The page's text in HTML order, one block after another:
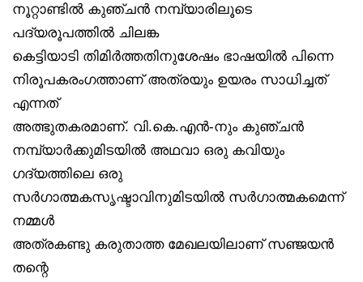
നൂറ്റാണ്ടിൽ കുഞ്ചൻ നമ്പ്യാരിലൂടെ
പദ്യരൂപത്തിൽ ചിലങ്ക
കെട്ടിയാടി തിമിർത്തതിനുശേഷം ഭാഷയിൽ പിന്നെ
നിരൂപകരംഗത്താണ് അത്രയും ഉയരം സാധിച്ചത്
എന്നത്
അത്ഭുതകരമാണ്. വി.കെ.എൻ-നും കുഞ്ചൻ
നമ്പ്യാർക്കുമിടയിൽ അഥവാ ഒരു കവിയും
ഗദ്യത്തിലെ ഒരു
സർഗാത്മകസൃഷ്ടാവിനുമിടയിൽ സർഗാത്മകമെന്ന്
നമ്മൾ
അത്രകണ്ടു കരുതാത്ത മേഖലയിലാണ് സഞ്ജയൻ
തന്റെ